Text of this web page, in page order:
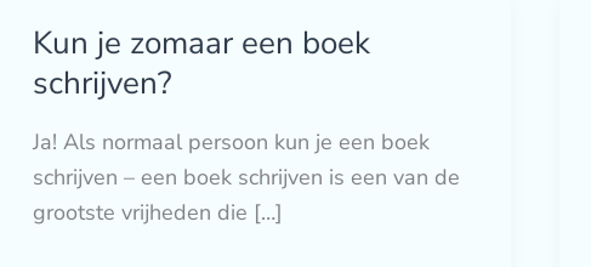
Kun je zomaar een boek
schrijven?
Ja! Als normaal persoon kun je een boek
schrijven – een boek schrijven is een van de
grootste vrijheden die […]
Kun
je
zomaar
een
boek
schrijven?